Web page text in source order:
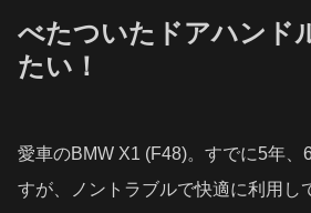
べたついたドアハンド
たい！
愛車のBMW X1 (F48)。すでに5年、
すが、ノントラブルで快適に利用し